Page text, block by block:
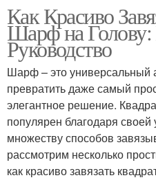
Как Красиво
Шарф на
Руководство
Шарф – это универсальный
превратить даже самый
элегантное решение.
популярен благодаря своей
множеству способов
рассмотрим несколько
как красиво завязать